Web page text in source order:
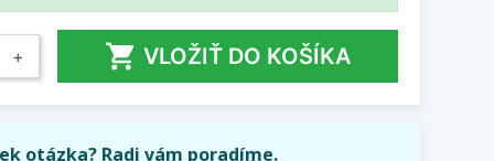
+  VLOŽIŤ DO KOŠÍKA
otázka? Radi vám poradíme.